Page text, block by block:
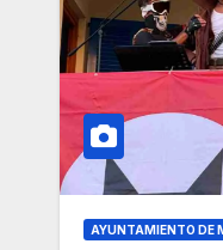
AYUNTAMIENTO DE